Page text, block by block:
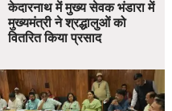
केदारनाथ में मुख्य सेवक भंडारा में
मुख्यमंत्री ने श्रद्धालुओं को
वितरित किया प्रसाद